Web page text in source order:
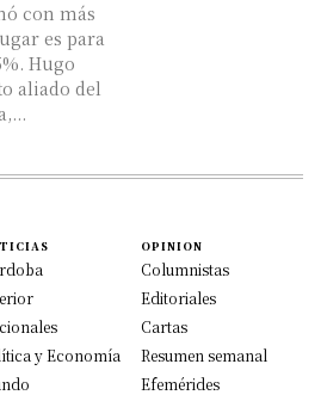
con más
es para
aliado del
y Economía
OPINION
Columnistas
Editoriales
Cartas
Resumen semanal
Efemérides